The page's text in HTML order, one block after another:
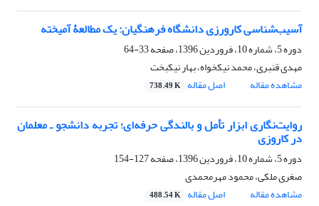
آسیب‌شناسی کارورزی دانشگاه فرهنگیان: یک مطالعۀ آمیخته
دوره 5، شماره 10، فروردین 1396، صفحه
33-64
مهدی قنبری، محمد نیکخواه، بهار نیکبخت
مشاهده مقاله
اصل مقاله 738.49 K
روایت‌نگاری ابزار تأمل و بالندگی حرفه‌ای؛ تجربه دانشجو ـ معلمان
در کاروزی
دوره 5، شماره 10، فروردین 1396، صفحه
127-154
صغری ملکی، محمود مهرمحمدی
مشاهده مقاله
اصل مقاله 488.54 K